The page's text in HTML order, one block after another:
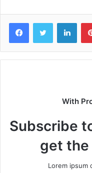
FacebookTwitter
With
Subscribe
get the
Lorem ipsum